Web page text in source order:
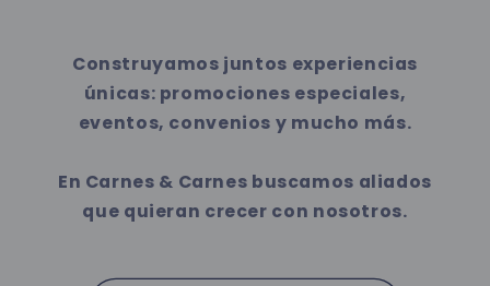
Construyamos juntos experiencias
únicas: promociones especiales,
eventos, convenios y mucho más.
En Carnes & Carnes buscamos aliados
que quieran crecer con nosotros.